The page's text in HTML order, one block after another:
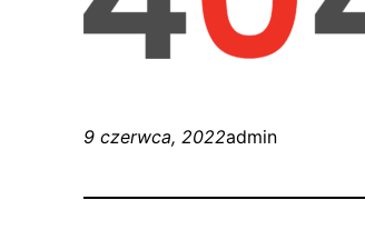
9 czerwca, 2022admin